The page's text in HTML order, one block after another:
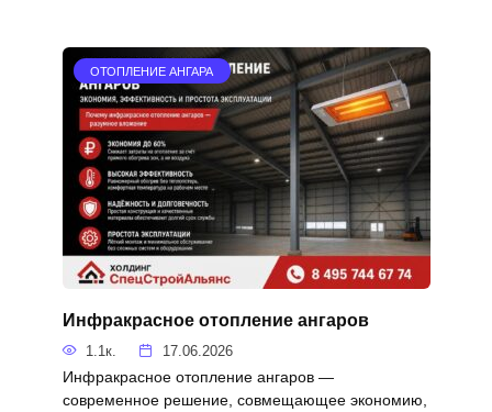
ОТОПЛЕНИЕ АНГАРА
Инфракрасное отопление ангаров
1.1к. 17.06.2026
Инфракрасное отопление ангаров —
современное решение, совмещающее экономию,